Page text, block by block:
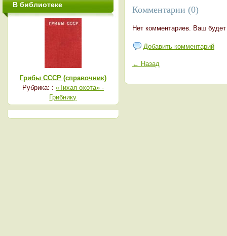
Комментарии (0)
Нет комментариев. Ваш
Добавить комментарий
← Назад
В библиотеке
Грибы СССР (справочник)
Рубрика: : «Тихая охота» -
Грибнику